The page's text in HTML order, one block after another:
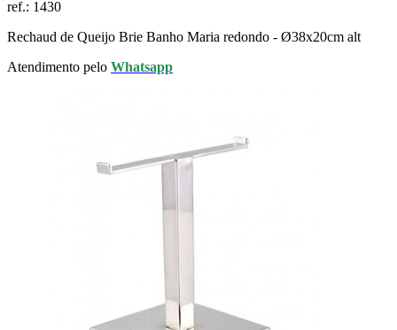
ref.: 1430
Rechaud de Queijo Brie Banho Maria redondo - Ø38x20cm alt
Atendimento pelo Whatsapp